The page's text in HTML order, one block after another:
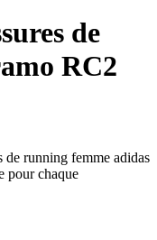
de
RC2
de running femme adidas
pour chaque